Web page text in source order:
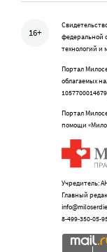
16+
федеральной
технологий и
Портал
облагаемых
Портал
помощи
Учредитель:
Главный
8-499-350-05-